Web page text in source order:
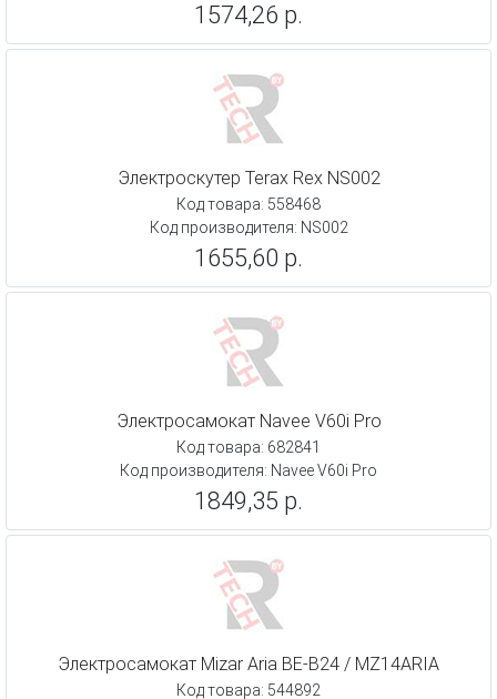
1574,26 р.
Электроскутер Terax Rex NS002
Код товара: 558468
Код производителя: NS002
1655,60 р.
Электросамокат Navee V60i Pro
Код товара: 682841
Код производителя: Navee V60i Pro
1849,35 р.
Электросамокат Mizar Aria BE-B24 / MZ14ARIA
Код товара: 544892